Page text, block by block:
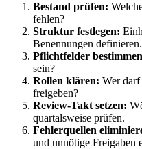
Bestand prüfen:
fehlen?
Struktur festlegen:
Benennungen definieren.
Pflichtfelder
sein?
Rollen klären: Wer darf
freigeben?
Review-Takt setzen:
quartalsweise prüfen.
Fehlerquellen
und unnötige Freigaben